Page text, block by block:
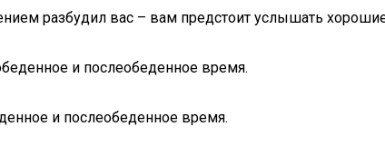
разбудил вас – вам предстоит услышать
и послеобеденное время.
и послеобеденное время.